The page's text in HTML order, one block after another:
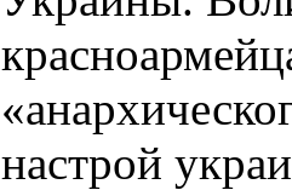
настрой